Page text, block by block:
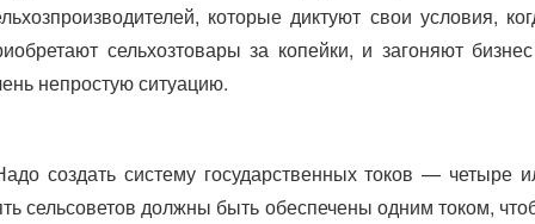
которые диктуют свои условия,
сельхозтовары за копейки, и загоняют
непростую ситуацию.
создать систему государственных токов — четыре
сельсоветов должны быть обеспечены одним током,